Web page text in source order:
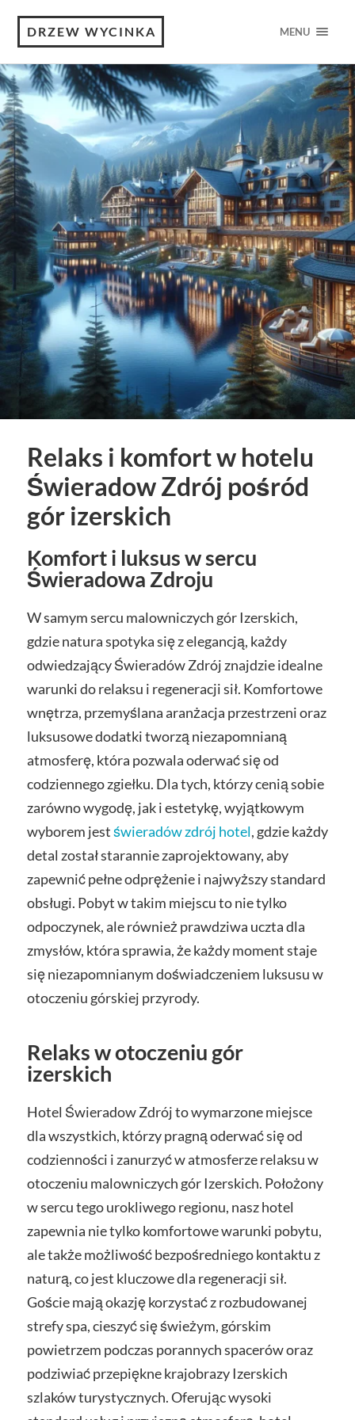
DRZEW WYCINKA MENU
Relaks i komfort w hotelu
Świeradow Zdrój pośród
gór izerskich
Komfort i luksus w sercu
Świeradowa Zdroju
W samym sercu malowniczych gór Izerskich,
gdzie natura spotyka się z elegancją, każdy
odwiedzający Świeradów Zdrój znajdzie idealne
warunki do relaksu i regeneracji sił. Komfortowe
wnętrza, przemyślana aranżacja przestrzeni oraz
luksusowe dodatki tworzą niezapomnianą
atmosferę, która pozwala oderwać się od
codziennego zgiełku. Dla tych, którzy cenią sobie
zarówno wygodę, jak i estetykę, wyjątkowym
wyborem jestświeradów zdrój hotel, gdzie każdy
detal został starannie zaprojektowany, aby
zapewnić pełne odprężenie i najwyższy standard
obsługi. Pobyt w takim miejscu to nie tylko
odpoczynek, ale również prawdziwa uczta dla
zmysłów, która sprawia, że każdy moment staje
się niezapomnianym doświadczeniem luksusu w
otoczeniu górskiej przyrody.
Relaks w otoczeniu gór
izerskich
Hotel Świeradow Zdrój to wymarzone miejsce
dla wszystkich, którzy pragną oderwać się od
codzienności i zanurzyć w atmosferze relaksu w
otoczeniu malowniczych gór Izerskich. Położony
w sercu tego urokliwego regionu, nasz hotel
zapewnia nie tylko komfortowe warunki pobytu,
ale także możliwość bezpośredniego kontaktu z
naturą, co jest kluczowe dla regeneracji sił.
Goście mają okazję korzystać z rozbudowanej
strefy spa, cieszyć się świeżym, górskim
powietrzem podczas porannych spacerów oraz
podziwiać przepiękne krajobrazy Izerskich
szlaków turystycznych. Oferując wysoki